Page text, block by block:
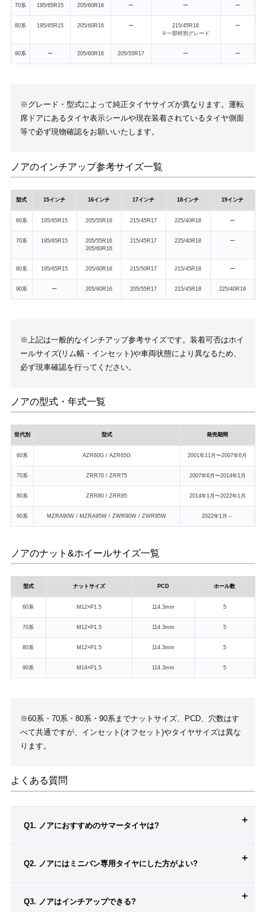
70系 195/65R15 205/60R16 ー ー ー
80系 195/65R15 205/60R16 ー
215/45R18
※一部特別グレード
ー
90系 ー 205/60R16 205/55R17 ー ー
※グレード・型式によって純正タイヤサイズが異なります。運転
席ドアにあるタイヤ表示シールや現在装着されているタイヤ側面
等で必ず現物確認をお願いいたします。
ノアのインチアップ参考サイズ一覧
型式 15インチ 16インチ 17インチ 18インチ 19インチ
60系 195/65R15 205/55R16 215/45R17 225/40R18 ー
70系 195/65R15
205/55R16
205/60R16
215/45R17 225/40R18 ー
80系 195/65R15 205/60R16 215/50R17 215/45R18 ー
90系 ー 205/60R16 205/55R17 215/45R18 225/40R19
※上記は一般的なインチアップ参考サイズです。装着可否はホイ
ールサイズ(リム幅・インセット)や車両状態により異なるため、
必ず現車確認を行ってください。
ノアの型式・年式一覧
世代別 型式 発売期間
60系 AZR60G / AZR65G 2001年11月〜2007年6月
70系 ZRR70 / ZRR75 2007年6月〜2014年1月
80系 ZRR80 / ZRR85 2014年1月〜2022年1月
90系 MZRA90W / MZRA95W / ZWR90W / ZWR95W 2022年1月～
ノアのナット&ホイールサイズ一覧
型式 ナットサイズ PCD ホール数
60系 M12×P1.5 114.3mm 5
70系 M12×P1.5 114.3mm 5
80系 M12×P1.5 114.3mm 5
90系 M14×P1.5 114.3mm 5
※60系・70系・80系・90系までナットサイズ、PCD、穴数はす
べて共通ですが、インセット(オフセット)やタイヤサイズは異な
ります。
よくある質問
Q1. ノアにおすすめのサマータイヤは?
Q2. ノアにはミニバン専用タイヤにした方がよい?
Q3. ノアはインチアップできる?